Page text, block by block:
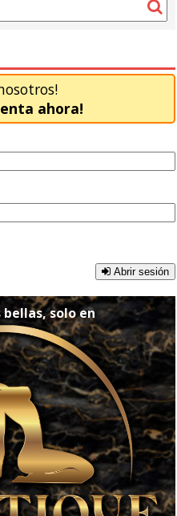
ahora!
Abrir sesión
bellas, solo en